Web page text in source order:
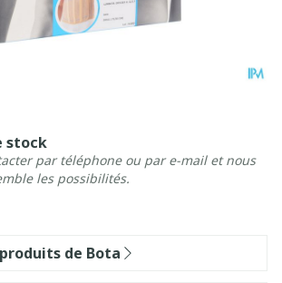
stock
par téléphone ou par e-mail et nous
les possibilités.
de Bota